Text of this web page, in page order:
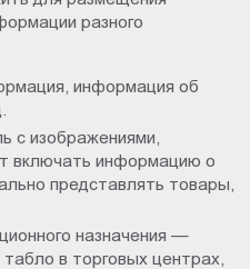
разного
информация об
с изображениями,
включать информацию о
представлять товары,
назначения —
в торговых центрах,